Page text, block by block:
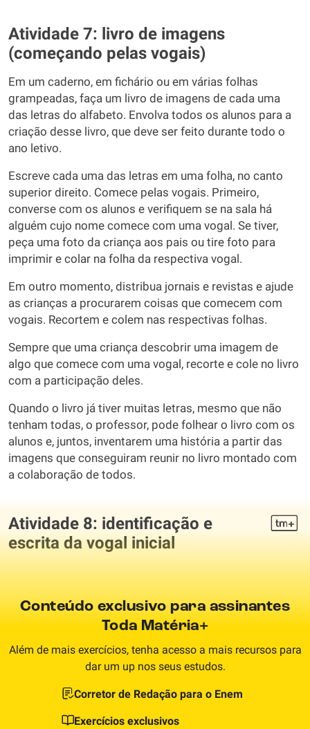
Atividade 7: livro de imagens
(começando pelas vogais)
Em um caderno, em fichário ou em várias folhas
grampeadas, faça um livro de imagens de cada uma
das letras do alfabeto. Envolva todos os alunos para a
criação desse livro, que deve ser feito durante todo o
ano letivo.
Escreve cada uma das letras em uma folha, no canto
superior direito. Comece pelas vogais. Primeiro,
converse com os alunos e verifiquem se na sala há
alguém cujo nome comece com uma vogal. Se tiver,
peça uma foto da criança aos pais ou tire foto para
imprimir e colar na folha da respectiva vogal.
Em outro momento, distribua jornais e revistas e ajude
as crianças a procurarem coisas que comecem com
vogais. Recortem e colem nas respectivas folhas.
Sempre que uma criança descobrir uma imagem de
algo que comece com uma vogal, recorte e cole no livro
com a participação deles.
Quando o livro já tiver muitas letras, mesmo que não
tenham todas, o professor, pode folhear o livro com os
alunos e, juntos, inventarem uma história a partir das
imagens que conseguiram reunir no livro montado com
a colaboração de todos.
Atividade 8: identificação e
escrita da vogal inicial
Conteúdo exclusivo para assinantes
Toda Matéria+
Além de mais exercícios, tenha acesso a mais recursos para
dar um up nos seus estudos.
Corretor de Redação para o Enem
Exercícios exclusivos